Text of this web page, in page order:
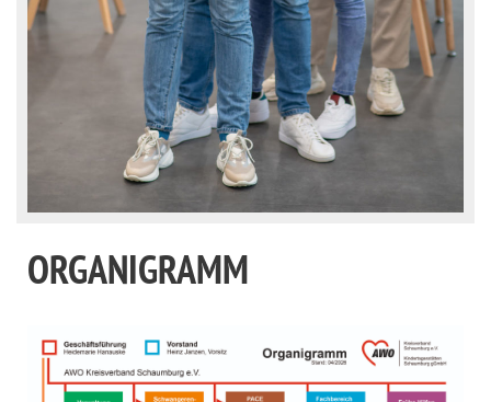
ORGANIGRAMM